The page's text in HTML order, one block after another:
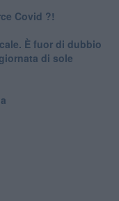
Covid ?!
È fuor di dubbio
di sole